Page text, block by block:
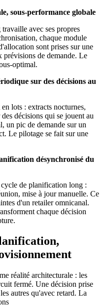
sous-performance globale
avec ses propres
chaque module
sont prises sur une
prévisions de demande. Le
optimal.
sur des décisions au
lots : extracts nocturnes,
décisions qui se jouent au
un pic de demande sur un
Le pilotage se fait sur une
désynchronisé du
de planification long :
mise à jour manuelle. Ce
d'un retailer omnicanal.
chaque décision
réalité architecturale : les
fermé. Une décision prise
autres qu'avec retard. La